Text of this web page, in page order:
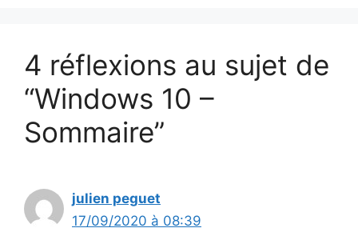
4 réflexions au sujet de
“Windows 10 –
Sommaire”
julien peguet
17/09/2020 à 08:39